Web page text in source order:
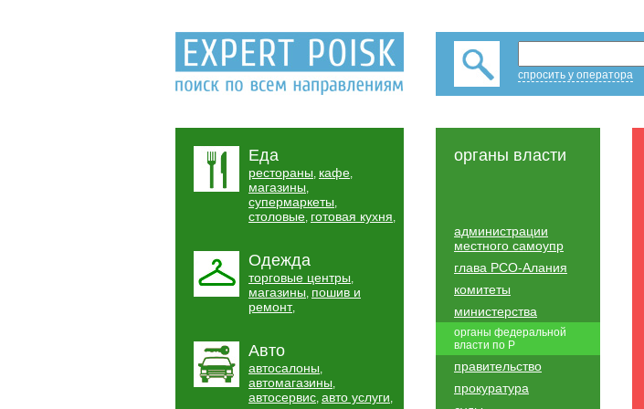
спросить у оператора
Еда
рестораны, кафе,
магазины,
супермаркеты,
столовые, готовая кухня,
Одежда
торговые центры,
магазины, пошив и
ремонт,
Авто
автосалоны,
автомагазины,
автосервис, авто услуги,
органы власти
администрации
местного самоупр
глава РСО-Алания
комитеты
министерства
органы федеральной
власти по Р
правительство
прокуратура